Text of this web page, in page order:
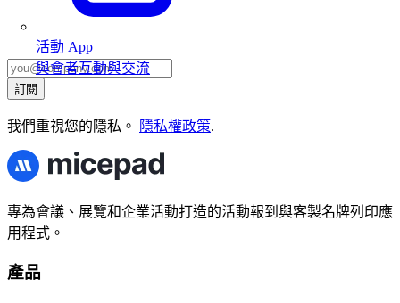
活動 App
與會者互動與交流
訂閱
我們重視您的隱私。 隱私權政策.
專為會議、展覽和企業活動打造的活動報到與客製名牌列印應
用程式。
產品